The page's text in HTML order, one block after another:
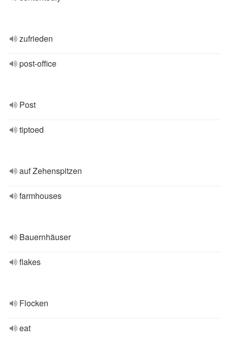
zufrieden
post-office
Post
tiptoed
auf Zehenspitzen
farmhouses
Bauernhäuser
flakes
Flocken
eat